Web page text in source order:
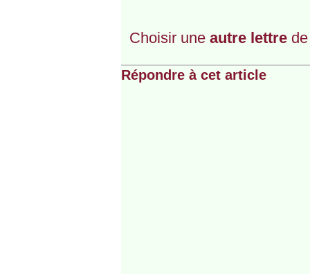
Choisir une autre lettrede
Répondre à cet article